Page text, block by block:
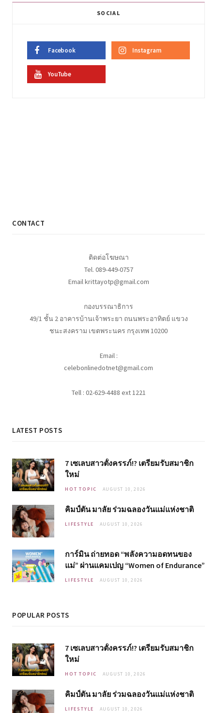
SOCIAL
Facebook Instagram
YouTube
CONTACT
ติดต่อโฆษณา
Tel. 089-449-0757
Email krittayotp@gmail.com
กองบรรณาธิการ
49/1 ชั้น 2 อาคารบ้านเจ้าพระยา ถนนพระอาทิตย์ แขวง
ชนะสงคราม เขตพระนคร กรุงเทพ 10200
Email :
celebonlinedotnet@gmail.com
Tell : 02-629-4488 ext 1221
LATEST POSTS
7 เซเลบสาวตั้งครรภ์!? เตรียมรับสมาชิก
ใหม่
HOT TOPIC AUGUST 10, 2026
คิมป์ตัน มาลัย ร่วมฉลองวันแม่แห่งชาติ
LIFESTYLE AUGUST 10, 2026
การ์มิน ถ่ายทอด “พลังความอดทนของ
แม่” ผ่านแคมเปญ “Women of Endurance”
LIFESTYLE AUGUST 10, 2026
POPULAR POSTS
7 เซเลบสาวตั้งครรภ์!? เตรียมรับสมาชิก
ใหม่
HOT TOPIC AUGUST 10, 2026
คิมป์ตัน มาลัย ร่วมฉลองวันแม่แห่งชาติ
LIFESTYLE AUGUST 10, 2026